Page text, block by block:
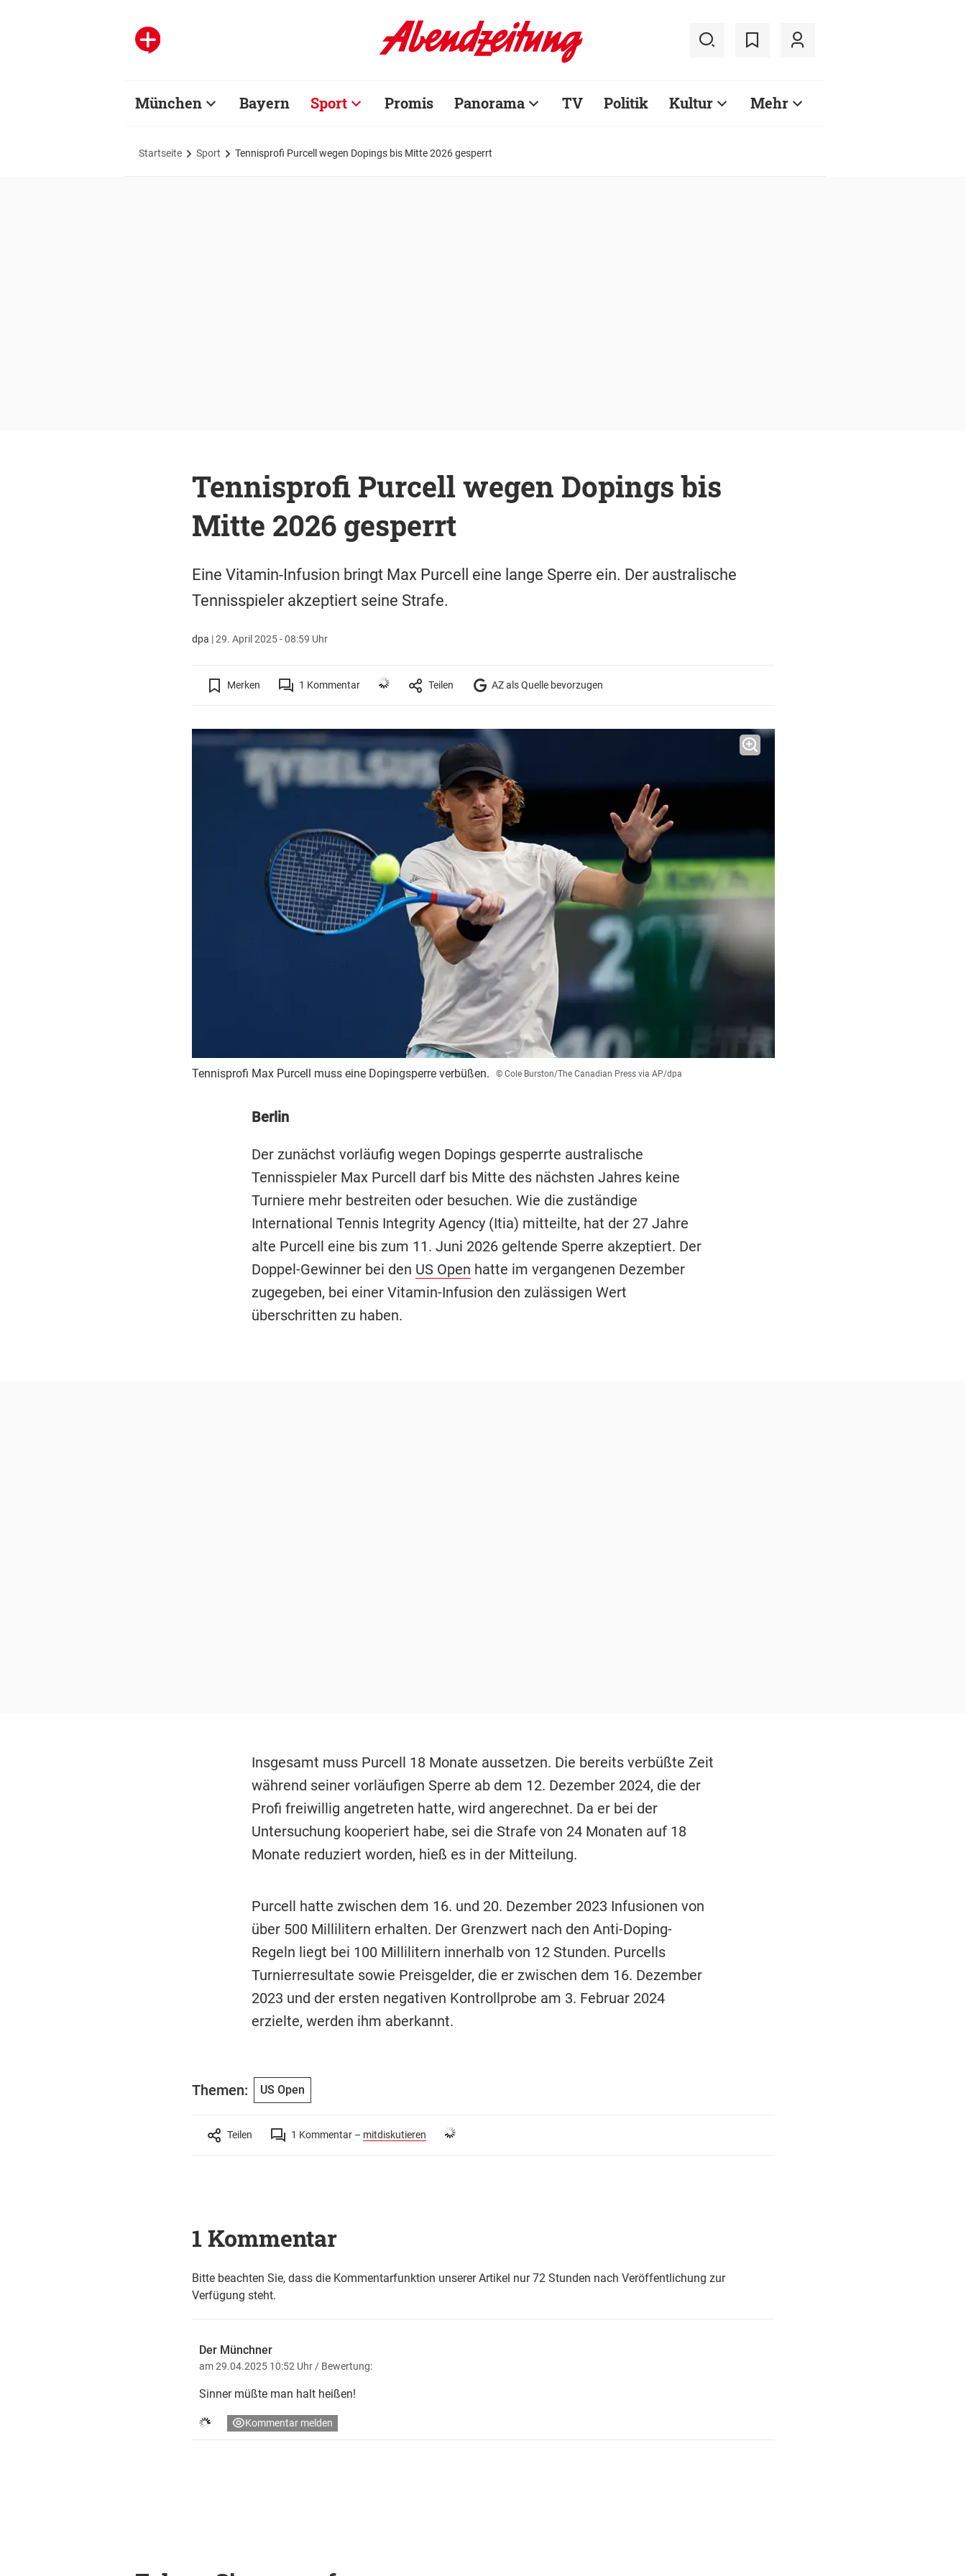
München Bayern Sport Promis Panorama TV Politik Kultur Mehr
Startseite Sport Tennisprofi Purcell wegen Dopings bis Mitte 2026 gesperrt
Tennisprofi Purcell wegen Dopings bis
Mitte 2026 gesperrt
Eine Vitamin-Infusion bringt Max Purcell eine lange Sperre ein. Der australische
Tennisspieler akzeptiert seine Strafe.
dpa |29. April 2025 - 08:59 Uhr
Merken 1 Kommentar Teilen AZ als Quelle bevorzugen
Tennisprofi Max Purcell muss eine Dopingsperre verbüßen. © Cole Burston/The Canadian Press via AP/dpa
Berlin
Der zunächst vorläufig wegen Dopings gesperrte australische
Tennisspieler Max Purcell darf bis Mitte des nächsten Jahres keine
Turniere mehr bestreiten oder besuchen. Wie die zuständige
International Tennis Integrity Agency (Itia) mitteilte, hat der 27 Jahre
alte Purcell eine bis zum 11. Juni 2026 geltende Sperre akzeptiert. Der
Doppel-Gewinner bei den US Open hatte im vergangenen Dezember
zugegeben, bei einer Vitamin-Infusion den zulässigen Wert
überschritten zu haben.
Insgesamt muss Purcell 18 Monate aussetzen. Die bereits verbüßte Zeit
während seiner vorläufigen Sperre ab dem 12. Dezember 2024, die der
Profi freiwillig angetreten hatte, wird angerechnet. Da er bei der
Untersuchung kooperiert habe, sei die Strafe von 24 Monaten auf 18
Monate reduziert worden, hieß es in der Mitteilung.
Purcell hatte zwischen dem 16. und 20. Dezember 2023 Infusionen von
über 500 Millilitern erhalten. Der Grenzwert nach den Anti-Doping-
Regeln liegt bei 100 Millilitern innerhalb von 12 Stunden. Purcells
Turnierresultate sowie Preisgelder, die er zwischen dem 16. Dezember
2023 und der ersten negativen Kontrollprobe am 3. Februar 2024
erzielte, werden ihm aberkannt.
Themen: US Open
Teilen 1 Kommentar – mitdiskutieren
1 Kommentar
Bitte beachten Sie, dass die Kommentarfunktion unserer Artikel nur 72 Stunden nach Veröffentlichung zur
Verfügung steht.
Der Münchner
am 29.04.2025 10:52 Uhr / Bewertung:
Sinner müßte man halt heißen!
Kommentar melden